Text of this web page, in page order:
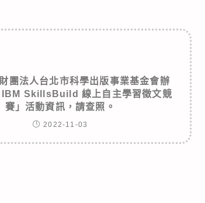
團法人台北市科學出版事業基金會辦
IBM SkillsBuild 線上自主學習徵文競
賽」活動資訊，請查照。
2022-11-03